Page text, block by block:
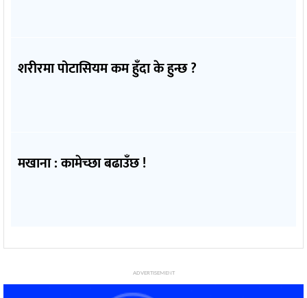
शरीरमा पोटासियम कम हुँदा के हुन्छ ?
मखाना : कामेच्छा बढाउँछ !
ADVERTISEMENT